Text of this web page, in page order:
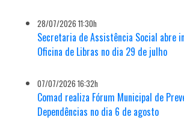
28/07/2026 11:30h
Secretaria de Assistência Social abre
Oficina de Libras no dia 29 de julho
07/07/2026 16:32h
Comad realiza Fórum Municipal de
Dependências no dia 6 de agosto